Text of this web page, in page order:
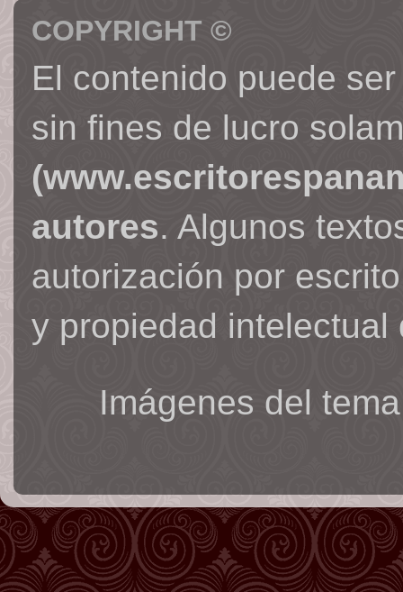
COPYRIGHT ©
El contenido puede
sin fines de lucro
autores. Algunos
autorización por
y propiedad intelectual
Imágenes del